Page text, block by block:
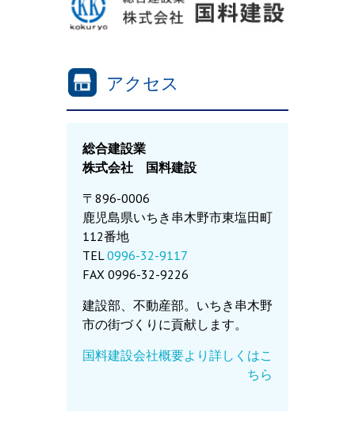
アクセス
総合建設業
株式会社 国料建設
〒896-0006
鹿児島県いちき串木野市東塩田町
112番地
TEL0996-32-9117
FAX 0996-32-9226
建設部、不動産部。いちき串木野
市の街づくりに貢献します。
国料建設会社概要より詳しくはこ
ちら